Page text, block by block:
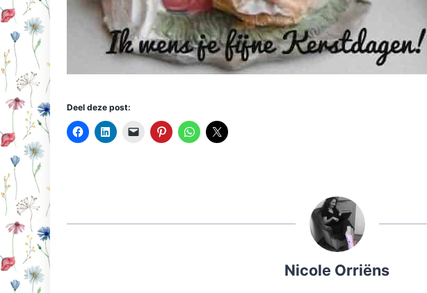
Deel deze post:
Nicole Orriëns